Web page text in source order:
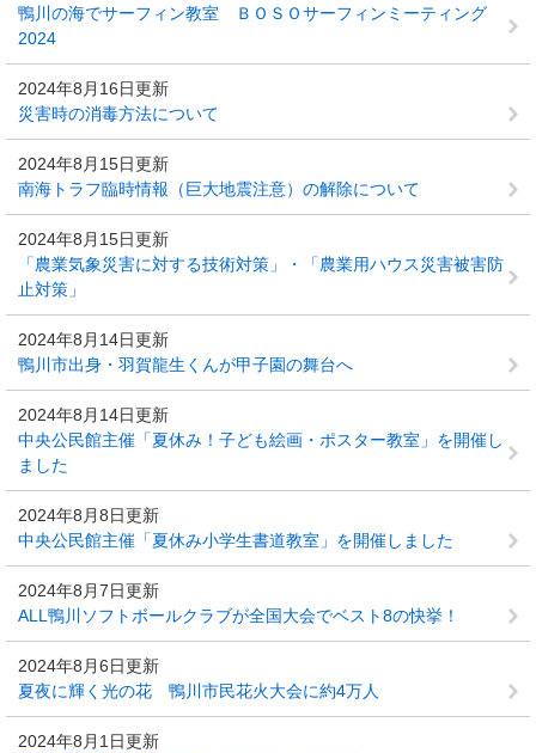
鴨川の海でサーフィン教室 ＢＯＳＯサーフィンミーティング
2024
2024年8月16日更新
災害時の消毒方法について
2024年8月15日更新
南海トラフ臨時情報（巨大地震注意）の解除について
2024年8月15日更新
「農業気象災害に対する技術対策」・「農業用ハウス災害被害防
止対策」
2024年8月14日更新
鴨川市出身・羽賀龍生くんが甲子園の舞台へ
2024年8月14日更新
中央公民館主催「夏休み！子ども絵画・ポスター教室」を開催し
ました
2024年8月8日更新
中央公民館主催「夏休み小学生書道教室」を開催しました
2024年8月7日更新
ALL鴨川ソフトボールクラブが全国大会でベスト8の快挙！
2024年8月6日更新
夏夜に輝く光の花 鴨川市民花火大会に約4万人
2024年8月1日更新